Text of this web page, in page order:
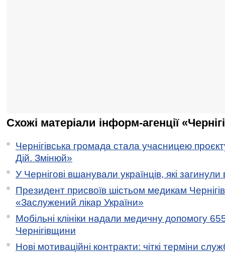
Схожі матеріали інформ-агенції
Чернігівська громада стала учасницею
Дій. Змінюй»
У Чернігові вшанували українців, які загинули
Президент присвоїв шістьом медикам
«Заслужений лікар України»
Мобільні клініки надали медичну допомогу
Чернігівщини
Нові мотиваційні контракти: чіткі терміни